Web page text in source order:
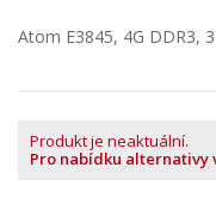
Atom E3845, 4G DDR3,
Produkt je neaktuální.
Pro nabídku alternativy